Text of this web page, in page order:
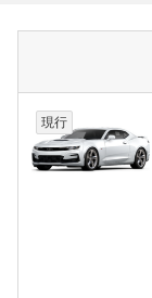
現行